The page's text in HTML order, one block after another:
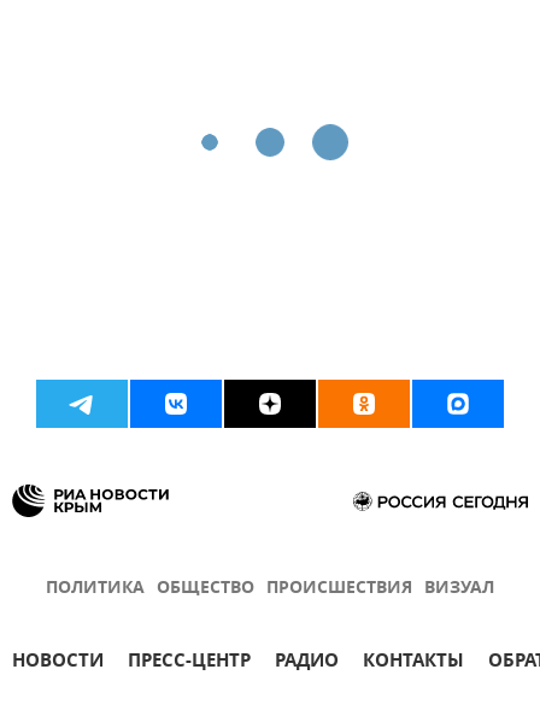
ПОЛИТИКА ОБЩЕСТВО ПРОИСШЕСТВИЯ ВИЗУАЛ
НОВОСТИ ПРЕСС-ЦЕНТР РАДИО КОНТАКТЫ